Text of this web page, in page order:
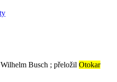
Busch ; přeložil Otokar